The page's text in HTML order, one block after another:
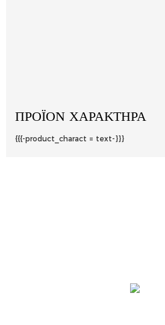
ΠΡΟΪΌΝ ΧΑΡΑΚΤΉΡΑ
{{{-product_charact = text-}}}